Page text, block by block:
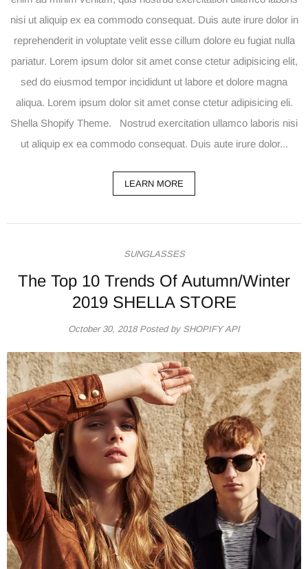
nisi ut aliquip ex ea commodo consequat. Duis aute irure dolor in
reprehenderit in voluptate velit esse cillum dolore eu fugiat nulla
pariatur. Lorem ipsum dolor sit amet conse ctetur adipisicing elit,
sed do eiusmod tempor incididunt ut labore et dolore magna
aliqua. Lorem ipsum dolor sit amet conse ctetur adipisicing eli.
Shella Shopify Theme. Nostrud exercitation ullamco laboris nisi
ut aliquip ex ea commodo consequat. Duis aute irure dolor...
LEARN MORE
SUNGLASSES
The Top 10 Trends Of Autumn/Winter
2019 SHELLA STORE
October 30, 2018Posted by SHOPIFY API